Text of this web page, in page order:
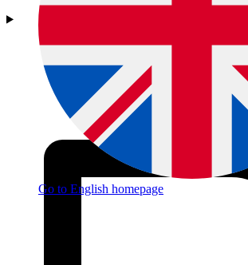
Go to English homepage